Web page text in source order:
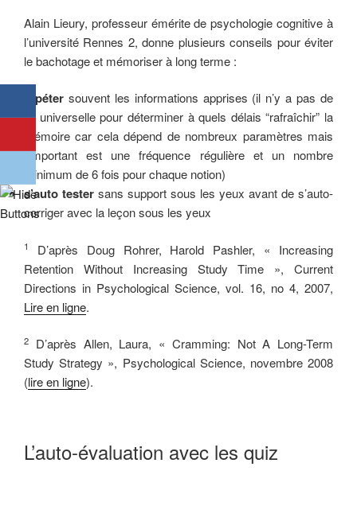
Alain Lieury, professeur émérite de psychologie cognitive à
l’université Rennes 2, donne plusieurs conseils pour éviter
le bachotage et mémoriser à long terme :
répéter souvent les informations apprises (il n’y a pas de
loi universelle pour déterminer à quels délais “rafraîchir” la
mémoire car cela dépend de nombreux paramètres mais
l’important est une fréquence régulière et un nombre
minimum de 6 fois pour chaque notion)
s’auto tester sans support sous les yeux avant de s’auto-
corriger avec la leçon sous les yeux
1
D’après Doug Rohrer, Harold Pashler, « Increasing
Retention Without Increasing Study Time », Current
Directions in Psychological Science, vol. 16, no 4,‎ 2007,
Lire en ligne.
2
D’après Allen, Laura, « Cramming: Not A Long-Term
Study Strategy », Psychological Science,‎ novembre 2008
(lire en ligne).
L’auto-évaluation avec les quiz